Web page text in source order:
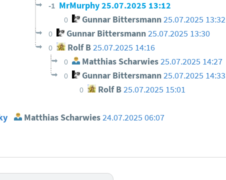
-1 MrMurphy25.07.2025 13:12
0 Gunnar Bittersmann25.07.2025 13:32
0 Gunnar Bittersmann25.07.2025 13:30
0 Rolf B25.07.2025 14:16
0 Matthias Scharwies25.07.2025 14:27
0 Gunnar Bittersmann25.07.2025 14:33
0 Rolf B25.07.2025 15:01
Matthias Scharwies24.07.2025 06:07